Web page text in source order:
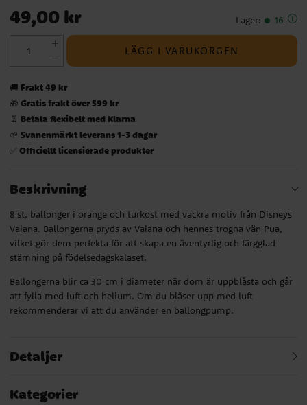
Pris: 49,00 kr
49,00 kr Lager: 16
LÄGG I VARUKORGEN
🚚 Frakt 49 kr
🎁 Gratis frakt över 599 kr
📄 Betala flexibelt med Klarna
🌱 Svanenmärkt leverans 1-3 dagar
✅ Officiellt licensierade produkter
Beskrivning
8 st. ballonger i orange och turkost med vackra motiv från Disneys
Vaiana. Ballongerna pryds av Vaiana och hennes trogna vän Pua,
vilket gör dem perfekta för att skapa en äventyrlig och färgglad
stämning på födelsedagskalaset.
Ballongerna blir ca 30 cm i diameter när dom är uppblåsta och går
att fylla med luft och helium. Om du blåser upp med luft
rekommenderar vi att du använder en ballongpump.
Detaljer
Kategorier